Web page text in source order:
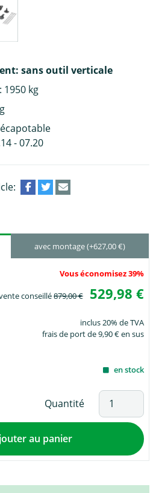
sans outil verticale
kg
- 07.20
avec montage (+627,00 €)
Vous économisez 39%
conseillé879,00 € 529,98 €
inclus 20% de TVA
frais de port de 9,90 € en sus
en stock
Quantité
au panier